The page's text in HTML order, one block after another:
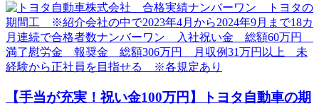
【手当が充実！祝い金100万円】トヨタ自動車の期